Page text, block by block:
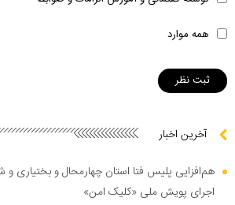
همه موارد
آخرین اخبار
هم‌افزایی پلیس فتا استان چهارمحال و بختیاری و
اجرای پویش ملی «کلیک امن»